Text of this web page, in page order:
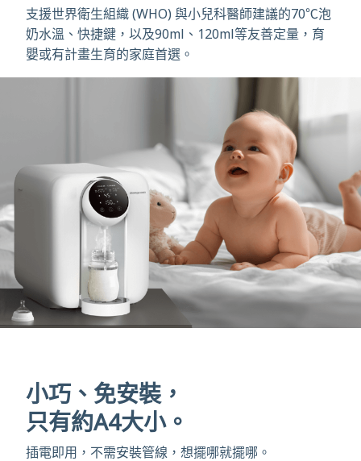
支援世界衛生組織 (WHO) 與小兒科醫師建議的70℃泡
奶水溫、快捷鍵，以及90ml、120ml等友善定量，育
嬰或有計畫生育的家庭首選。
小巧、免安裝，
只有約A4大小。
插電即用，不需安裝管線，想擺哪就擺哪。